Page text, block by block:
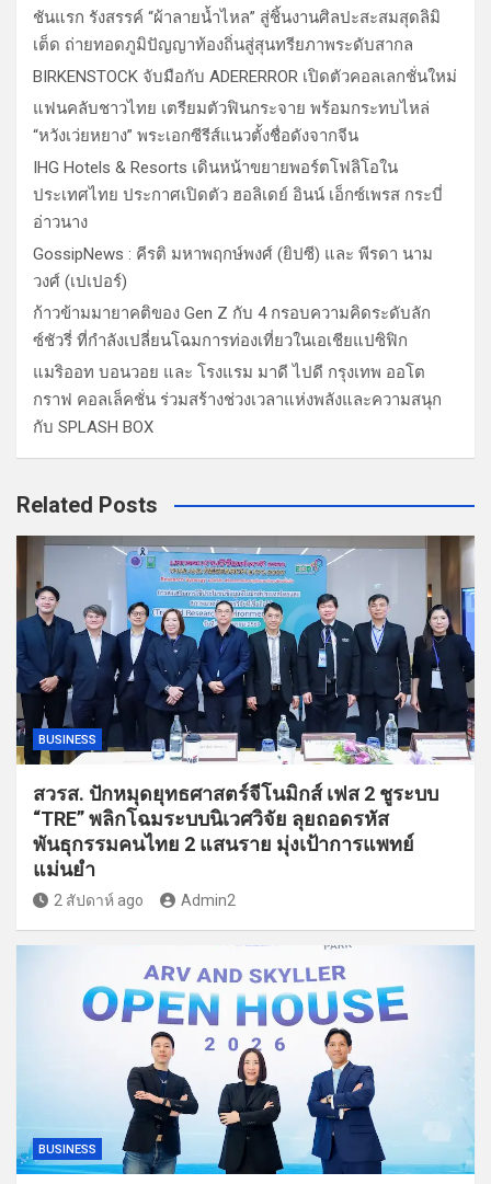
ชันแรก รังสรรค์ “ผ้าลายน้ำไหล” สู่ชิ้นงานศิลปะสะสมสุดลิมิ
เต็ด ถ่ายทอดภูมิปัญญาท้องถิ่นสู่สุนทรียภาพระดับสากล
BIRKENSTOCK จับมือกับ ADERERROR เปิดตัวคอลเลกชั่นใหม่
แฟนคลับชาวไทย เตรียมตัวฟินกระจาย พร้อมกระทบไหล่
“หวังเว่ยหยาง” พระเอกซีรีส์แนวตั้งชื่อดังจากจีน
IHG Hotels & Resorts เดินหน้าขยายพอร์ตโฟลิโอใน
ประเทศไทย ประกาศเปิดตัว ฮอลิเดย์ อินน์ เอ็กซ์เพรส กระบี่
อ่าวนาง
GossipNews : คีรติ มหาพฤกษ์พงศ์ (ยิปซี) และ พีรดา นาม
วงศ์ (เปเปอร์)
ก้าวข้ามมายาคติของ Gen Z กับ 4 กรอบความคิดระดับลัก
ซ์ชัวรี่ ที่กำลังเปลี่ยนโฉมการท่องเที่ยวในเอเชียแปซิฟิก
แมริออท บอนวอย และ โรงแรม มาดี ไปดี กรุงเทพ ออโต
กราฟ คอลเล็คชั่น ร่วมสร้างช่วงเวลาแห่งพลังและความสนุก
กับ SPLASH BOX
Related Posts
BUSINESS
สวรส. ปักหมุดยุทธศาสตร์จีโนมิกส์ เฟส 2 ชูระบบ
“TRE” พลิกโฉมระบบนิเวศวิจัย ลุยถอดรหัส
พันธุกรรมคนไทย 2 แสนราย มุ่งเป้าการแพทย์
แม่นยำ
2 สัปดาห์ ago Admin2
BUSINESS